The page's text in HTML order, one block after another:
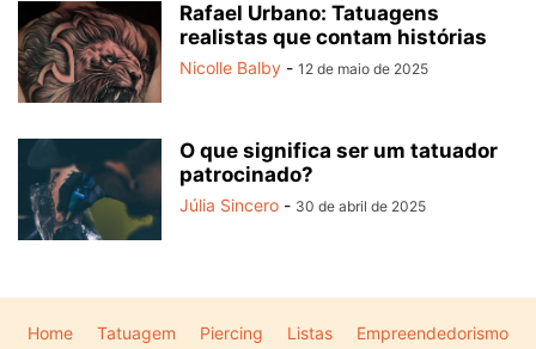
Rafael Urbano: Tatuagens
realistas que contam histórias
Nicolle Balby - 12 de maio de 2025
O que significa ser um tatuador
patrocinado?
Júlia Sincero - 30 de abril de 2025
Home Tatuagem Piercing Listas Empreendedorismo